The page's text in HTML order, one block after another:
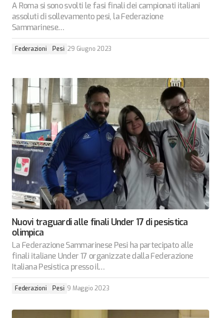
A Roma si sono svolti le fasi finali dei campionati italiani
assoluti di sollevamento pesi, la Federazione
Sammarinese…
Federazioni Pesi 29 Giugno 2023
Nuovi traguardi alle finali Under 17 di pesistica
olimpica
La Federazione Sammarinese Pesi ha partecipato alle
finali italiane Under 17 organizzate dalla Federazione
Italiana Pesistica presso il…
Federazioni Pesi 9 Maggio 2023